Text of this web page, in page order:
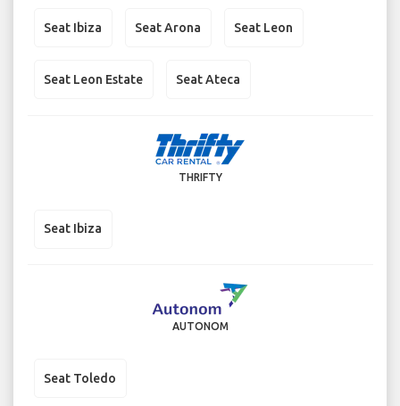
Seat Ibiza Seat Arona Seat Leon
Seat Leon Estate Seat Ateca
THRIFTY
Seat Ibiza
AUTONOM
Seat Toledo